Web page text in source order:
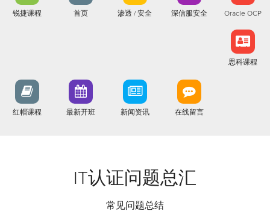
锐捷课程 首页 渗透 / 安全 深信服安全 Oracle OCP
思科课程
红帽课程 最新开班 新闻资讯 在线留言
IT认证问题总汇
常见问题总结